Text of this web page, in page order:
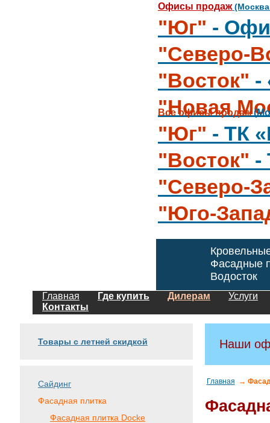
Офисы продаж(Москва
"Юг" -
"Северо-
"Восток" -
"Новая
"Юг" - ТК
"Восток" -
"Северо-
"Юго-
Все офисы продаж
Фасадные
Водосток
Главная Где купить Дилерам
Услуги
Контакты
Товары с летней скидкой
Сайдинг
Фасадная плитка
Фасадная плитка Docke
Наши
Главная →